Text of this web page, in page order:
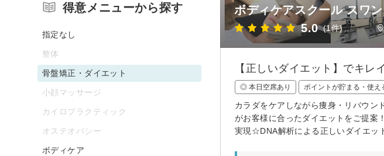
ボディケアスクール スワン
5.0 (1件)
【正しいダイエット】でキ
◎ 本日空席あり ポイントが貯まる・使え
カラダをケアしながら痩身・リバウン
がお客様に合ったダイエットをご提案
実現☆DNA解析による正しいダイエッ
得意メニューから探す
指定なし
整体
骨盤矯正・ダイエット
小顔マッサージ
カイロプラクティック
オステオパシー
ボディケア